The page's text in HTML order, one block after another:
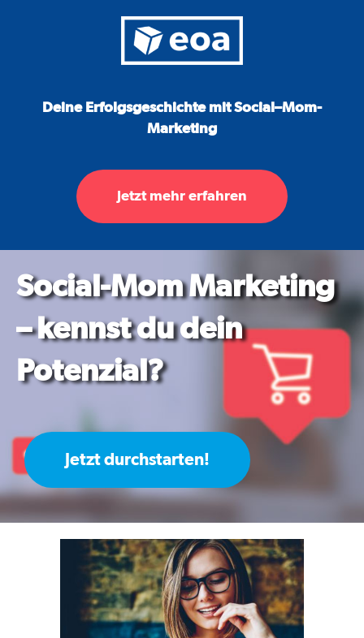
Deine Erfolgsgeschichte mitSocial –Mom-
Marketing
Jetzt mehr erfahren
Social-Mom Marketing
– kennst du dein
Potenzial?
Jetzt durchstarten!